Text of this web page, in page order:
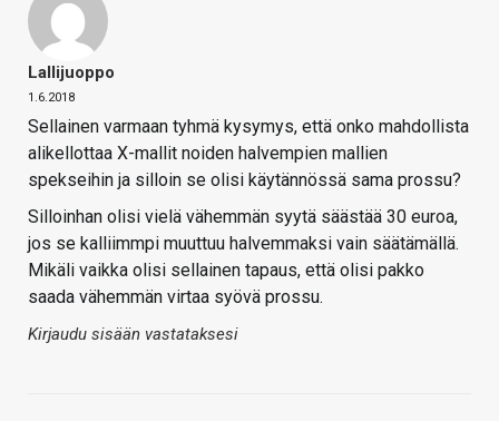
Lallijuoppo
1.6.2018
Sellainen varmaan tyhmä kysymys, että onko mahdollista
alikellottaa X-mallit noiden halvempien mallien
spekseihin ja silloin se olisi käytännössä sama prossu?
Silloinhan olisi vielä vähemmän syytä säästää 30 euroa,
jos se kalliimmpi muuttuu halvemmaksi vain säätämällä.
Mikäli vaikka olisi sellainen tapaus, että olisi pakko
saada vähemmän virtaa syövä prossu.
Kirjaudu sisään vastataksesi